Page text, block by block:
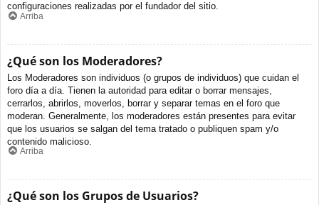
configuraciones realizadas por el fundador del sitio.
Arriba
¿Qué son los Moderadores?
Los Moderadores son individuos (o grupos de individuos) que cuidan el
foro día a día. Tienen la autoridad para editar o borrar mensajes,
cerrarlos, abrirlos, moverlos, borrar y separar temas en el foro que
moderan. Generalmente, los moderadores están presentes para evitar
que los usuarios se salgan del tema tratado o publiquen spam y/o
contenido malicioso.
Arriba
¿Qué son los Grupos de Usuarios?